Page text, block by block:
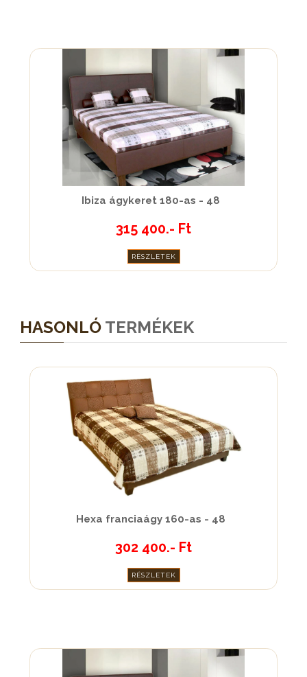
Ibiza ágykeret 180-as - 48
315 400.- Ft
RÉSZLETEK
HASONLÓ TERMÉKEK
Hexa franciaágy 160-as - 48
302 400.- Ft
RÉSZLETEK